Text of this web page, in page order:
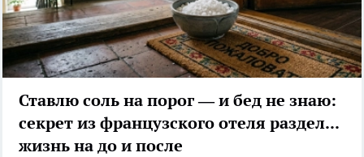
Ставлю соль на порог — и бед не знаю:
секрет из французского отеля разделил
жизнь на до и после